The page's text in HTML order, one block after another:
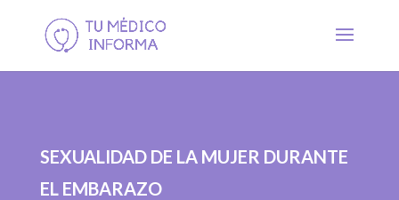
SEXUALIDAD DE LA MUJER DURANTE
EL EMBARAZO